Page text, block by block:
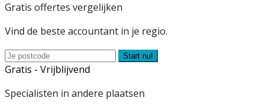
Gratis offertes vergelijken
Vind de beste accountant in je regio.
Start nu!
Gratis - Vrijblijvend
Specialisten in andere plaatsen